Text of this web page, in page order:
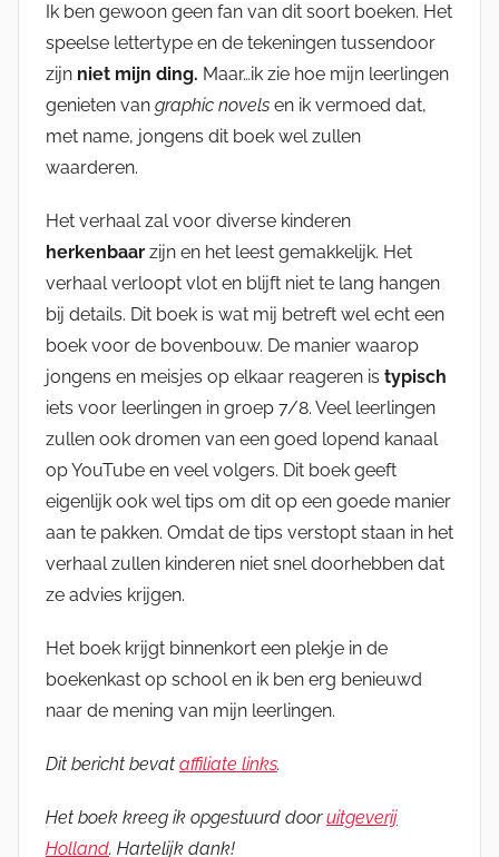
Ik ben gewoon geen fan van dit soort boeken. Het
speelse lettertype en de tekeningen tussendoor
zijn niet mijn ding. Maar…ik zie hoe mijn leerlingen
genieten van graphic novels en ik vermoed dat,
met name, jongens dit boek wel zullen
waarderen.
Het verhaal zal voor diverse kinderen
herkenbaar zijn en het leest gemakkelijk. Het
verhaal verloopt vlot en blijft niet te lang hangen
bij details. Dit boek is wat mij betreft wel echt een
boek voor de bovenbouw. De manier waarop
jongens en meisjes op elkaar reageren is typisch
iets voor leerlingen in groep 7/8. Veel leerlingen
zullen ook dromen van een goed lopend kanaal
op YouTube en veel volgers. Dit boek geeft
eigenlijk ook wel tips om dit op een goede manier
aan te pakken. Omdat de tips verstopt staan in het
verhaal zullen kinderen niet snel doorhebben dat
ze advies krijgen.
Het boek krijgt binnenkort een plekje in de
boekenkast op school en ik ben erg benieuwd
naar de mening van mijn leerlingen.
Dit bericht bevat affiliate links.
Het boek kreeg ik opgestuurd dooruitgeverij
Holland. Hartelijk dank!